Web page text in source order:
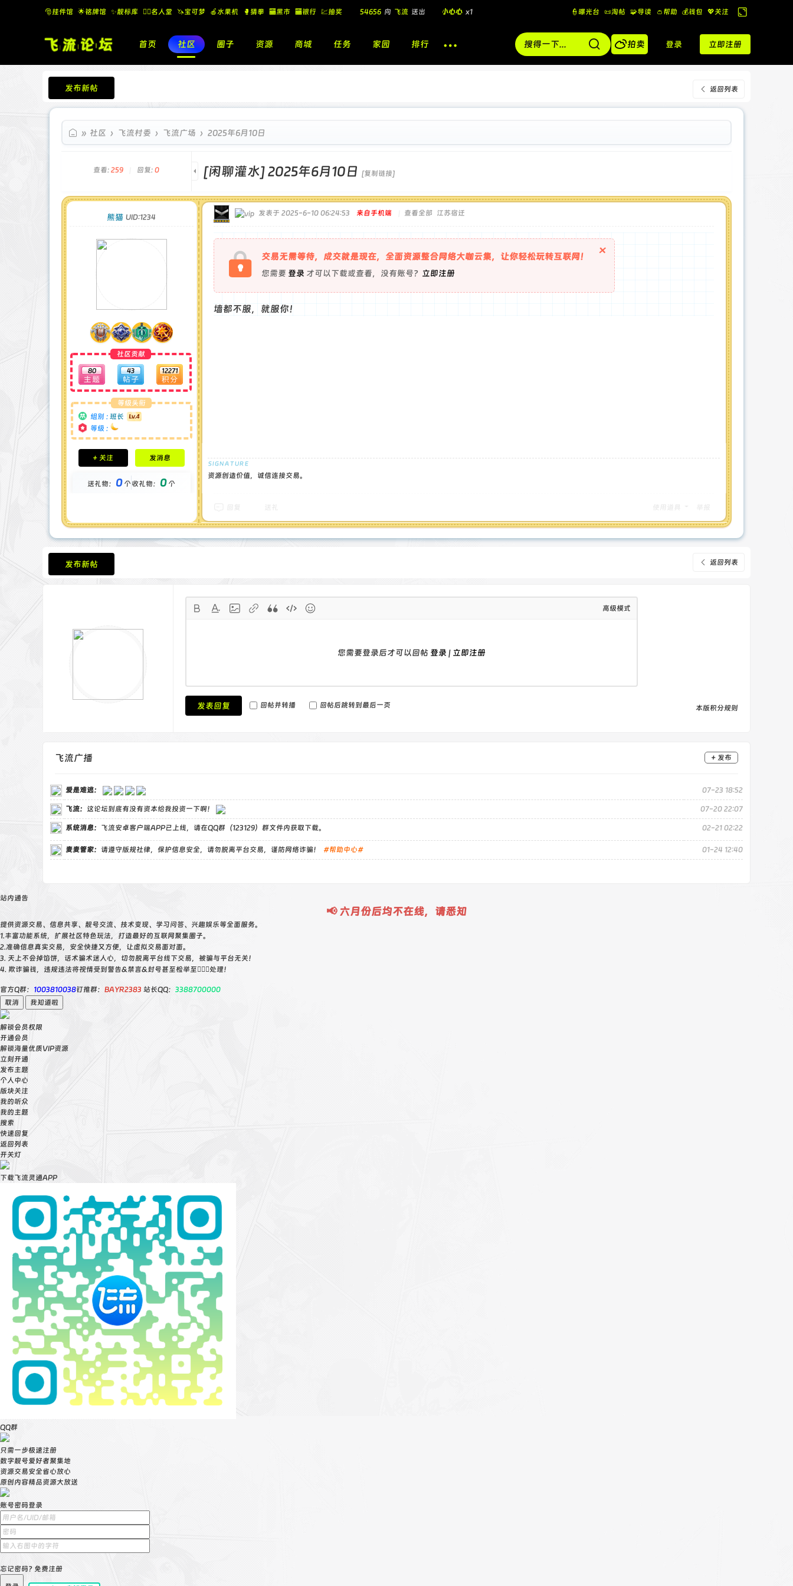
🎅挂件馆 🌟铭牌馆 ✨️靓标库 🧚‍♂️名人堂 🦄宝可梦 🍎水果机 🥊猜拳 🏧黑市 🏧银行 💹抽奖
🎁
54656 向 飞流 送出 小心心 x1
飞流 向 北 酷盖墨镜
飞流 向 北 送出 小心心 x1
👮曝光台 📜淘帖 🧩导读 👛帮助 💰️钱包 💖关注
换
到
宽
版
首页 社区 圈子 资源 商城 任务 家园 排行 拍卖 登录 立即注册
返回列表
发布新帖
飞流论坛
» 社区 › 飞流村委 › 飞流广场 › 2025年6月10日
查看: 259 回复: 0 [闲聊灌水]2025年6月10日 [复制链接]
熊猫 UID:1234
社区贡献
80 43 12271
等级头衔
组别 : 班长
等级 :
积分成就
钻石 : 1 颗
金币 : 0 枚
+ 关注 发消息
送礼物： 0个收礼物： 0个
发表于 2025-6-10 06:24:53 来自手机端 查看全部 江苏宿迁
交易无需等待，成交就是现在，全面资源整合网络大咖云集，让你轻松玩转互联网！
您需要 登录 才可以下载或查看，没有账号？ 立即注册
×
墙都不服，就服你！
资源创造价值，诚信连接交易。
返回列表
发布新帖
高级模式
您需要登录后才可以回帖 登录 | 立即注册
发表回复 回帖并转播 回帖后跳转到最后一页 本版积分规则
飞流广播 + 发布
爱是难逃： 07-23 18:52
飞流： 这论坛到底有没有资本给我投资一下啊！ 07-20 22:07
系统消息： 飞流安卓客户端APP已上线，请在QQ群（123129）群文件内获取下载。 02-21 02:22
麦麦管家： 请遵守版规社律，保护信息安全，请勿脱离平台交易，谨防网络诈骗！ #帮助中心# 01-24 12:40
站内通告
📢 六月份后均不在线，请悉知
提供资源交易、信息共享、靓号交流、技术变现、学习问答、兴趣娱乐等全面服务。
1.丰富功能系统，扩展社区特色玩法，打造最好的互联网聚集圈子。
2.准确信息真实交易，安全快捷又方便，让虚拟交易面对面。
3. 天上不会掉馅饼，话术骗术迷人心，切勿脱离平台线下交易，被骗与平台无关！
4. 欺诈骗钱，违规违法将视情受到警告&禁言&封号甚至检举至👮🏻‍♀️处理！
官方Q群： 1003810038钉推群： BAYR2383 站长QQ： 3388700000
取消
我知道啦
解锁会员权限
开通会员
解锁海量优质VIP资源
立刻开通
发布主题
个人中心
版块关注
我的听众
我的主题
搜索
快速回复
返回列表
开关灯
下载飞流灵通APP
QQ群
只需一步极速注册
数字靓号爱好者聚集地
资源交易安全省心放心
原创内容精品资源大放送
账号密码登录
忘记密码? 免费注册